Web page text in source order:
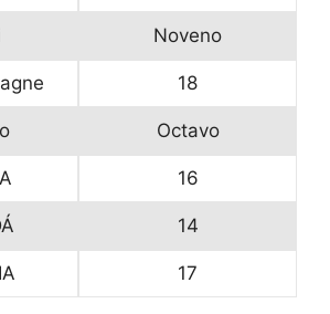
Noveno
18
Octavo
16
14
17